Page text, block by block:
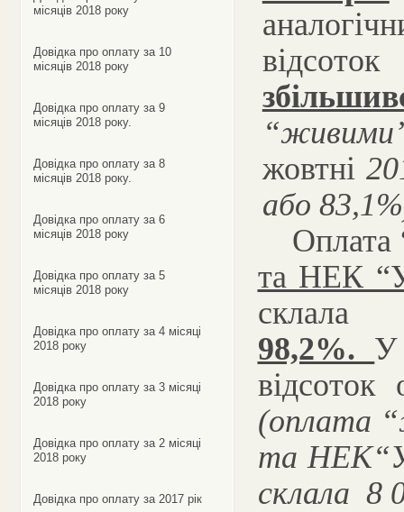
місяців 2018 року
Довідка про оплату за 10
місяців 2018 року
Довідка про оплату за 9
місяців 2018 року.
Довідка про оплату за 8
місяців 2018 року.
Довідка про оплату за 6
місяців 2018 року
Довідка про оплату за 5
місяців 2018 року
Довідка про оплату за 4 місяці
2018 року
Довідка про оплату за 3 місяці
2018 року
Довідка про оплату за 2 місяці
2018 року
Довідка про оплату за 2017 рік
жовтні
або
та НЕК
98,2%. У
(оплата
та
склала 8